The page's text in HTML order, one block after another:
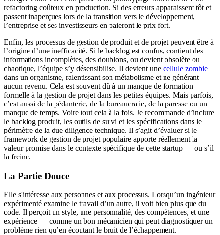
refactoring coûteux en production. Si des erreurs apparaissent tôt et
passent inaperçues lors de la transition vers le développement,
l’entreprise et ses investisseurs en paieront le prix fort.
Enfin, les processus de gestion de produit et de projet peuvent être à
l’origine d’une inefficacité. Si le backlog est confus, contient des
informations incomplètes, des doublons, ou devient obsolète ou
chaotique, l’équipe s’y désensibilise. Il devient une cellule zombie
dans un organisme, ralentissant son métabolisme et ne générant
aucun revenu. Cela est souvent dû à un manque de formation
formelle à la gestion de projet dans les petites équipes. Mais parfois,
c’est aussi de la pédanterie, de la bureaucratie, de la paresse ou un
manque de temps. Voire tout cela à la fois. Je recommande d’inclure
le backlog produit, les outils de suivi et les spécifications dans le
périmètre de la due diligence technique. Il s’agit d’évaluer si le
framework de gestion de projet populaire apporte réellement la
valeur promise dans le contexte spécifique de cette startup — ou s’il
la freine.
La Partie Douce
Elle s'intéresse aux personnes et aux processus. Lorsqu’un ingénieur
expérimenté examine le travail d’un autre, il voit bien plus que du
code. Il perçoit un style, une personnalité, des compétences, et une
expérience — comme un bon mécanicien qui peut diagnostiquer un
problème rien qu’en écoutant le bruit de l’échappement.